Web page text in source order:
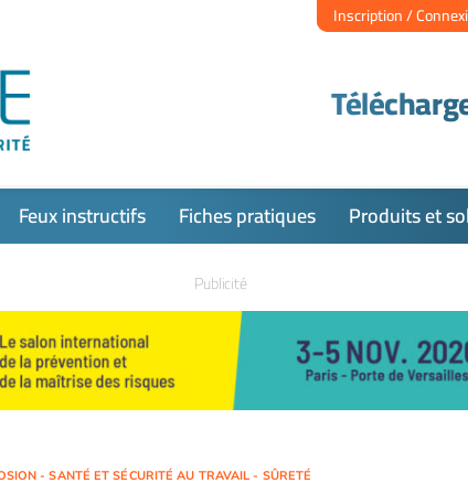
Inscription /
Feux instructifs Fiches pratiques Produits et
Publicité
- SANTÉ ET SÉCURITÉ AU TRAVAIL - SÛRETÉ